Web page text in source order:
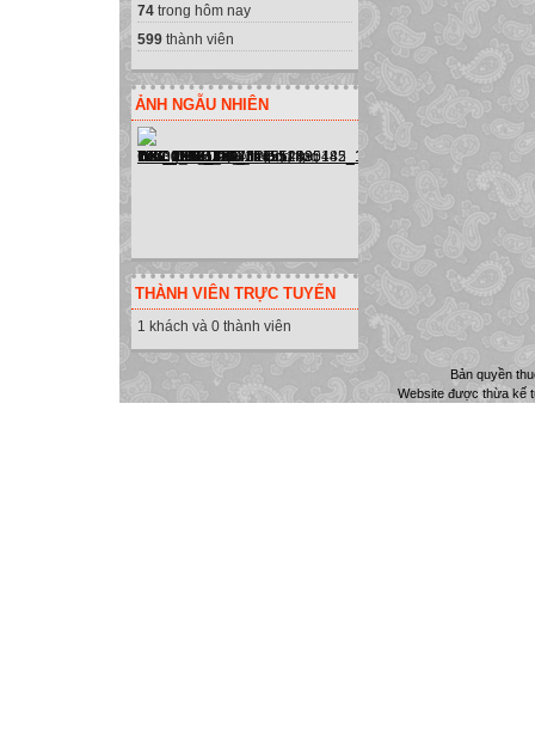
74 trong hôm nay
599 thành viên
ẢNH NGẪU NHIÊN
THÀNH VIÊN TRỰC TUYẾN
1 khách và 0 thành viên
Bản quyền
Website được thừa kế